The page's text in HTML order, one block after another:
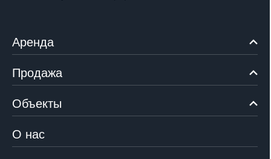
Аренда
Продажа
Объекты
О нас